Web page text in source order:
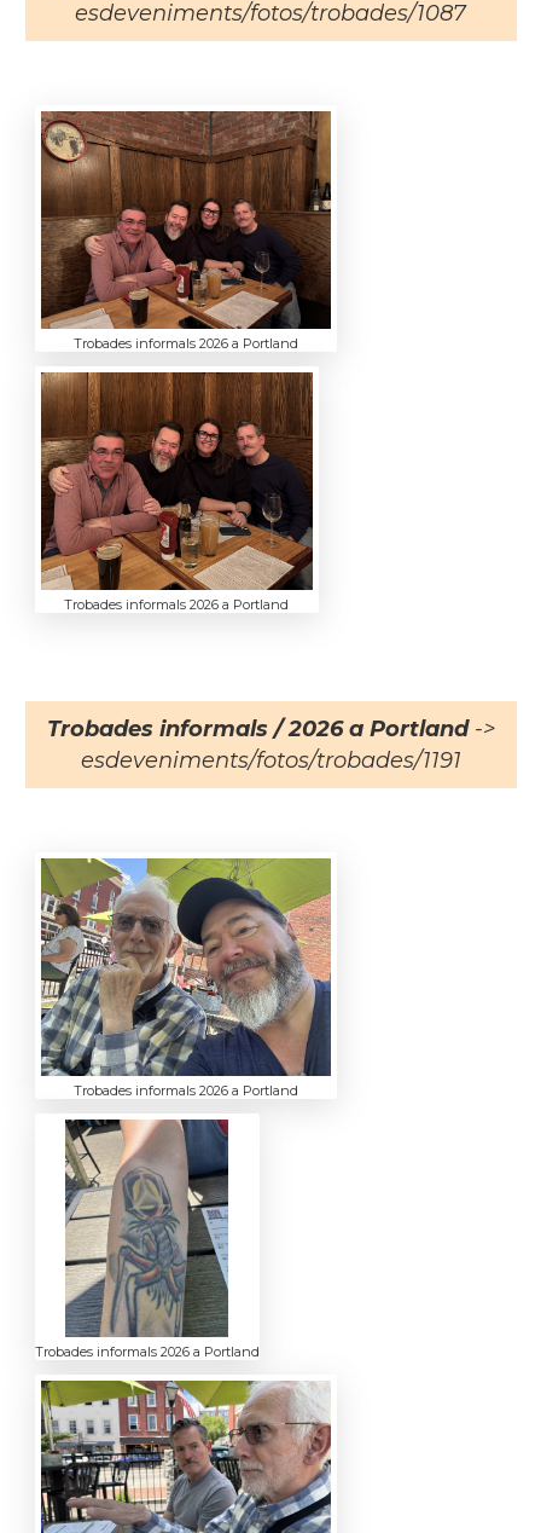
esdeveniments/fotos/trobades/1087
Trobades informals 2026 a Portland
Trobades informals 2026 a Portland
Trobades informals / 2026 a Portland->
esdeveniments/fotos/trobades/1191
Trobades informals 2026 a Portland
Trobades informals 2026 a Portland